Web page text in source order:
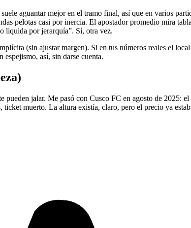
aguantar mejor en el tramo final, así que en varios
pelotas casi por inercia. El apostador promedio mira
liquida por jerarquía”. Sí, otra vez.
(sin ajustar margen). Si en tus números reales el
así, sin darse cuenta.
jalar. Me pasó con Cusco FC en agosto de 2025:
muerto. La altura existía, claro, pero el precio ya